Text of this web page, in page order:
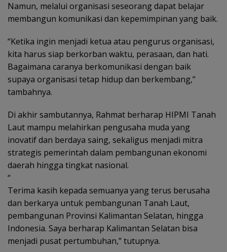
Namun, melalui organisasi seseorang dapat belajar
membangun komunikasi dan kepemimpinan yang baik.
“Ketika ingin menjadi ketua atau pengurus organisasi,
kita harus siap berkorban waktu, perasaan, dan hati.
Bagaimana caranya berkomunikasi dengan baik
supaya organisasi tetap hidup dan berkembang,”
tambahnya.
Di akhir sambutannya, Rahmat berharap HIPMI Tanah
Laut mampu melahirkan pengusaha muda yang
inovatif dan berdaya saing, sekaligus menjadi mitra
strategis pemerintah dalam pembangunan ekonomi
daerah hingga tingkat nasional.
“
Terima kasih kepada semuanya yang terus berusaha
dan berkarya untuk pembangunan Tanah Laut,
pembangunan Provinsi Kalimantan Selatan, hingga
Indonesia. Saya berharap Kalimantan Selatan bisa
menjadi pusat pertumbuhan,” tutupnya.